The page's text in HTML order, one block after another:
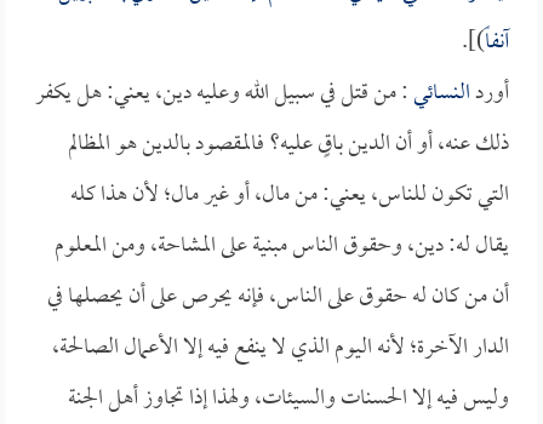
آنفاً)].
أوردالنسائي: من قتل في سبيل الله وعليه دين، يعني: هل يكفر
ذلك عنه، أو أن الدين باقٍ عليه؟ فالمقصود بالدين هو المظالم
التي تكون للناس، يعني: من مال، أو غير مال؛ لأن هذا كله
يقال له: دين، وحقوق الناس مبنية على المشاحة، ومن المعلوم
أن من كان له حقوق على الناس، فإنه يحرص على أن يحصلها في
الدار الآخرة؛ لأنه اليوم الذي لا ينفع فيه إلا الأعمال الصالحة،
وليس فيه إلا الحسنات والسيئات، ولهذا إذا تجاوز أهل الجنة